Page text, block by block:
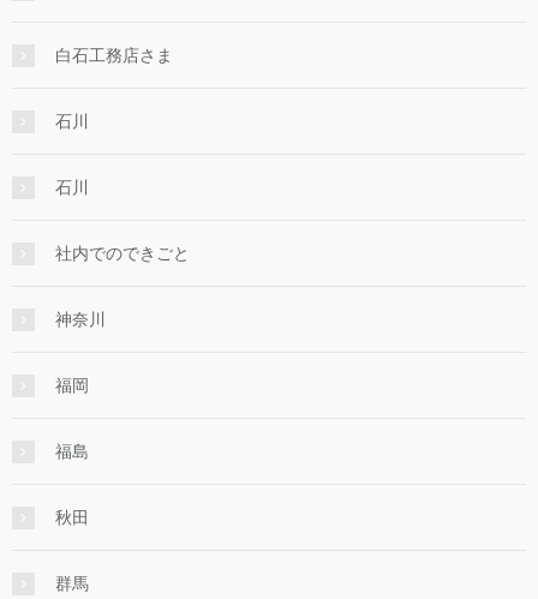
白石工務店さま
石川
石川
社内でのできごと
神奈川
福岡
福島
秋田
群馬